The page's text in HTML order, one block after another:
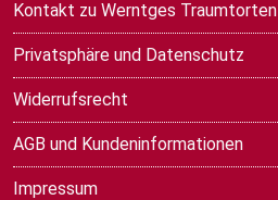
Kontakt zu Werntges Traumtorten
Privatsphäre und Datenschutz
Widerrufsrecht
AGB und Kundeninformationen
Impressum